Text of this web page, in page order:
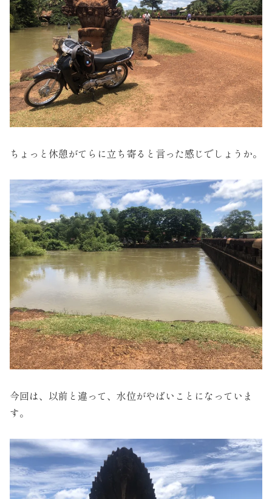
ちょっと休憩がてらに立ち寄ると言った感じでしょうか。
今回は、以前と違って、水位がやばいことになっていま
す。